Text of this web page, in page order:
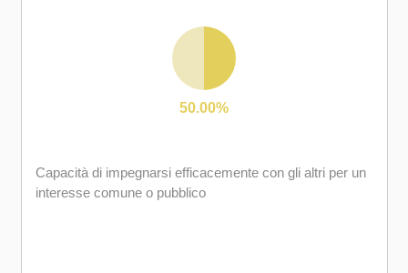
50.00%
Capacità di impegnarsi efficacemente con gli altri per un
interesse comune o pubblico